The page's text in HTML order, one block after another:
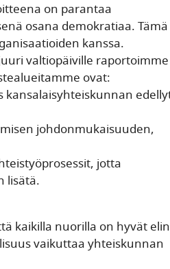
on parantaa
osana demokratiaa.
kanssa.
valtiopäiville
ovat:
johdonmukaisuuden,
jotta
lisätä.
kaikilla nuorilla on hyvät
vaikuttaa yhteiskunnan